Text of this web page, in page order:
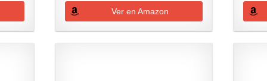
Ver en Amazon